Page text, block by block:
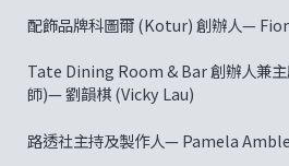
配飾品牌科圖爾 (Kotur) 創辦人—
Tate Dining Room & Bar 創辦人兼
師)— 劉韻棋 (Vicky Lau)
路透社主持及製作人— Pamela